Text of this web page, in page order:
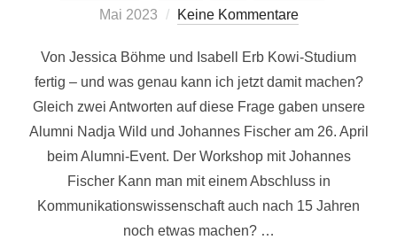
Mai 2023
Keine Kommentare
Von Jessica Böhme und Isabell Erb Kowi-Studium
fertig – und was genau kann ich jetzt damit machen?
Gleich zwei Antworten auf diese Frage gaben unsere
Alumni Nadja Wild und Johannes Fischer am 26. April
beim Alumni-Event. Der Workshop mit Johannes
Fischer Kann man mit einem Abschluss in
Kommunikationswissenschaft auch nach 15 Jahren
noch etwas machen? …